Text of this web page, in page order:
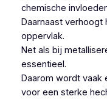
chemische
Daarnaast
oppervlak.
Net als bij
essentieel.
Daarom wordt vaak
voor een sterke